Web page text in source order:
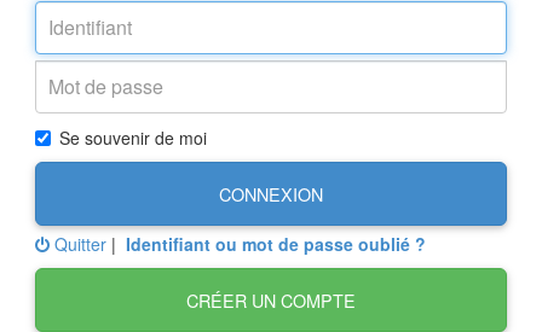
Se souvenir de moi
CONNEXION
Quitter | Identifiant ou mot de passe oublié ?
CRÉER UN COMPTE